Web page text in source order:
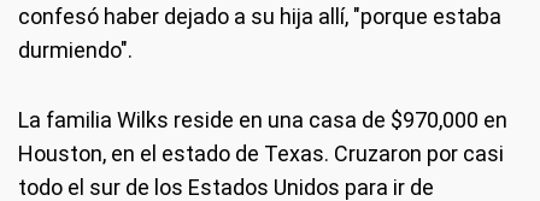
confesó haber dejado a su hija allí, "porque estaba
durmiendo".
La familia Wilks reside en una casa de $970,000 en
Houston, en el estado de Texas. Cruzaron por casi
todo el sur de los Estados Unidos para ir de